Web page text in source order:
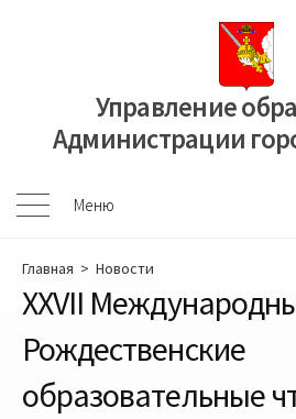
Управление
Администрации
Меню
Меню
Главная > Новости
XXVII
Рождественские
образовательные